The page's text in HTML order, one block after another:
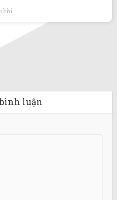
hồi
luận